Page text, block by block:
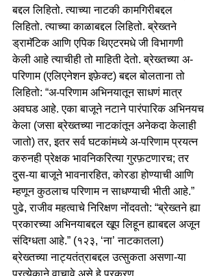
बद्दल लिहितो. त्याच्या नाटकी कामगिरीबद्दल
लिहितो. त्याच्या काळाबद्दल लिहितो. ब्रेख्तने
ड्रामॅटिक आणि एपिक थिएटरमधे जी विभागणी
केली आहे त्याचीही तो माहिती देतो. ब्रेख्तच्या अ-
परिणाम (एलिएनेशन इफ़ेक्ट) बद्दल बोलताना तो
लिहितो: “अ-परिणाम अभिनयातून साधणं मात्र
अवघड आहे. एका बाजूने नटाने पारंपारिक अभिनयच
केला (जसा ब्रेख्तच्या नाटकांतून अनेकदा केलाही
जातो) तर, इतर सर्व घटकांमध्ये अ-परिणाम प्रयत्न
करुनही प्रेक्षक भावनिकरित्या गुरफ़टणारच; तर
दुस-या बाजूने भावनारहित, कोरडा होण्याची आणि
म्हणून कुठलाच परिणाम न साधण्याची भीती आहे.”
पुढे, राजीव महत्वाचे निरिक्षण नोंदवतो: “ब्रेख्तने ह्या
प्रकारच्या अभिनयाबद्दल खूप लिहून ह्याबद्दल अजून
संदिग्धता आहे.” (१२३, ‘ना’ नाटकातला)
ब्रेख्तच्या नाट्यतंत्राबद्दल उत्सुकता असणा-या
प्रत्येकाने वाचावे असे हे प्रकरण.